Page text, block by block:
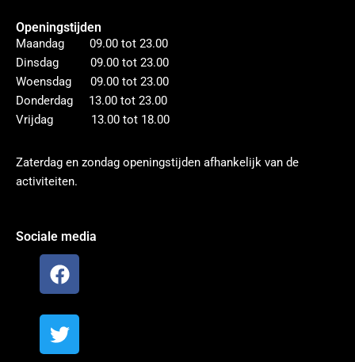
Openingstijden
Maandag 09.00 tot 23.00
Dinsdag 09.00 tot 23.00
Woensdag 09.00 tot 23.00
Donderdag 13.00 tot 23.00
Vrijdag 13.00 tot 18.00
Zaterdag en zondag openingstijden afhankelijk van de
activiteiten.
Sociale media